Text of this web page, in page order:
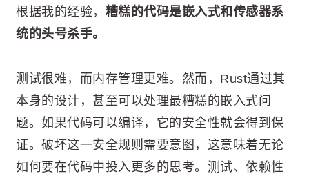
根据我的经验， 糟糕的代码是嵌入式和传感器系
统的头号杀手。
测试很难，而内存管理更难。然而，Rust通过其
本身的设计，甚至可以处理最糟糕的嵌入式问
题。如果代码可以编译，它的安全性就会得到保
证。破坏这一安全规则需要意图，这意味着无论
如何要在代码中投入更多的思考。测试、依赖性